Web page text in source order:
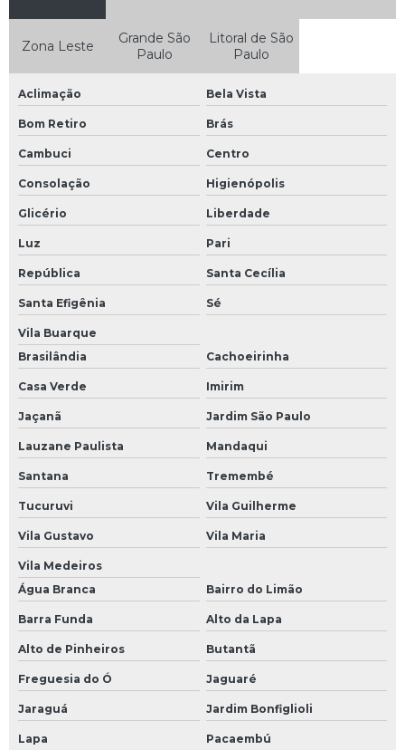
Exame aso periódico
Exame demissional santo amaro
Exame médico ocupacional
Exames laboratoriais
Exames ocupacionais
Exames ocupacionais para trabalho em altura
Gestão sst
Gro gerenciamento de riscos ocupacionais
Laudo de insalubridade
Laudo de pca
Laudo de ruído ocupacional
Laudo ltcat
Laudo ltcat insalubridade
Laudo periculosidade
Laudo pgr
Laudo técnico pericial de insalubridade e periculosidade
Laudos ocupacionais
Ltcat insalubridade
Ltcat para esocial
Zona Leste
Grande São
Paulo
Litoral de São
Paulo
Aclimação Bela Vista
Bom Retiro Brás
Cambuci Centro
Consolação Higienópolis
Glicério Liberdade
Luz Pari
República Santa Cecília
Santa Efigênia Sé
Vila Buarque
Brasilândia
Cachoeirinha
Casa Verde Imirim
Jaçanã Jardim São Paulo
Lauzane Paulista Mandaqui
Santana Tremembé
Tucuruvi Vila Guilherme
Vila Gustavo Vila Maria
Vila Medeiros
Água Branca
Bairro do Limão
Barra Funda Alto da Lapa
Alto de Pinheiros Butantã
Freguesia do Ó Jaguaré
Jaraguá Jardim Bonfiglioli
Lapa Pacaembú